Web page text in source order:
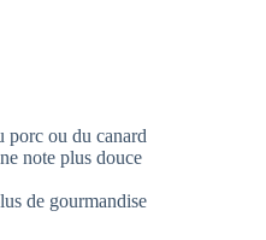
porc ou du canard
note plus douce
de gourmandise